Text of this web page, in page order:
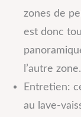
zones de
est donc
l’autre
Entretien:
au lave-